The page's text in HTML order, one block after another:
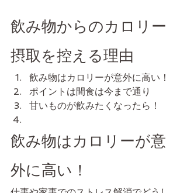
飲み物からのカロリー
摂取を控える理由
飲み物はカロリーが意外に高い！
ポイントは間食は今まで通り
甘いものが飲みたくなったら！
飲み物はカロリーが意
外に高い！